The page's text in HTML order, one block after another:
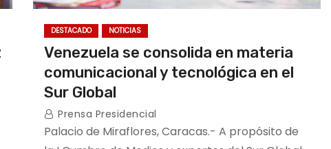
DESTACADO NOTICIAS
Venezuela se consolida en materia
comunicacional y tecnológica en el
Sur Global
Prensa Presidencial
Palacio de Miraflores, Caracas.- A propósito de